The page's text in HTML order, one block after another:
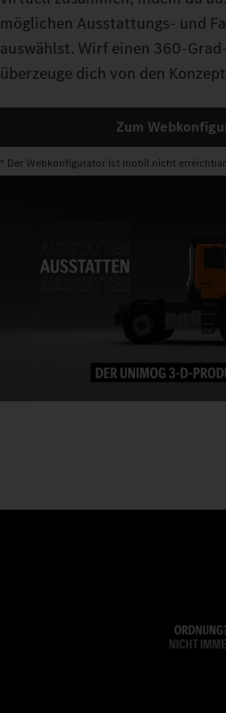
möglichen Ausstattungs- und
auswählst. Wirf einen 360-
überzeuge dich von den
Zum
* Der Webkonfigurator ist mobil nicht erreichbar.